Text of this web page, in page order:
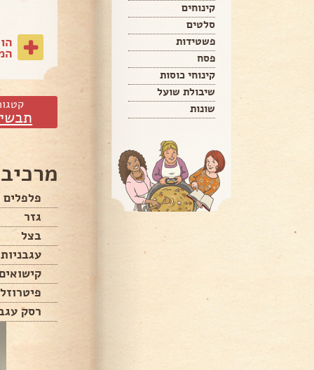
קינוחים
סלטים
פשטידות
פסח
קינוחי כוסות
שיבולת שועל
שונות
גזר
בצל
עגבניות
רסק